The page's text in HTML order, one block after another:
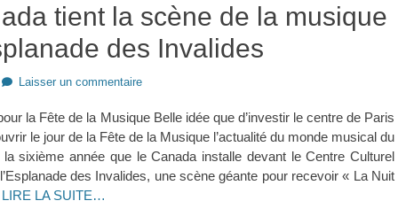
tient la scène de la musique
des Invalides
Laisser un commentaire
la Fête de la Musique Belle idée que d’investir le centre de Paris
le jour de la Fête de la Musique l’actualité du monde musical du
la sixième année que le Canada installe devant le Centre Culturel
des Invalides, une scène géante pour recevoir « La Nuit
LIRE LA SUITE…